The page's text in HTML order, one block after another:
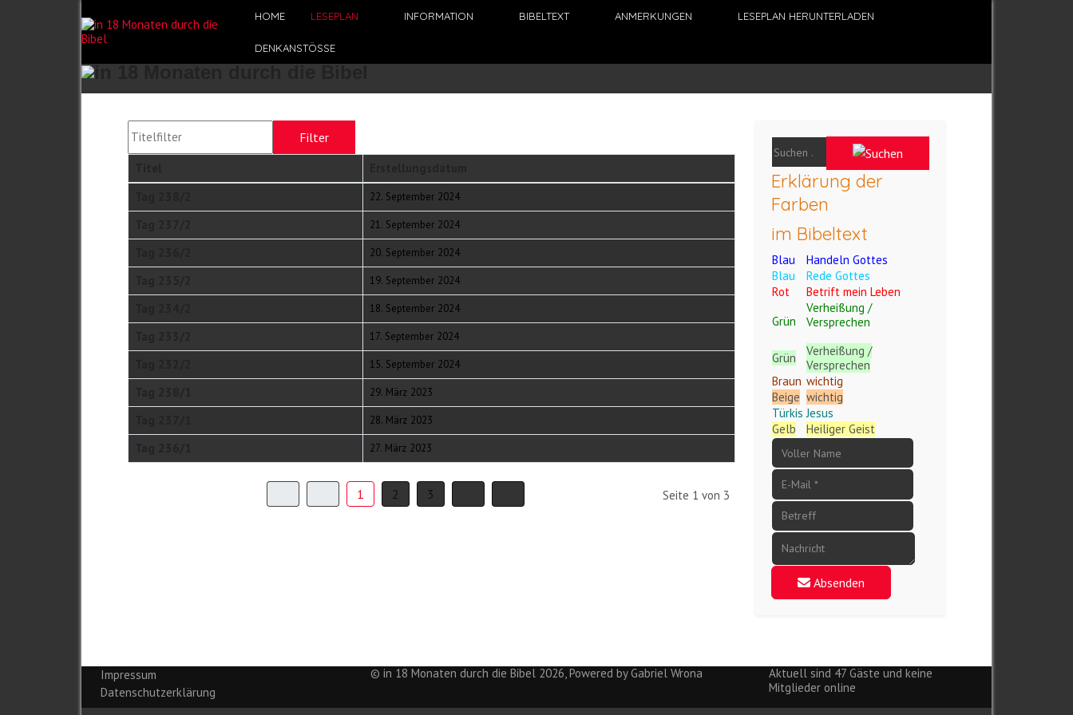
HOME LESEPLAN INFORMATION BIBELTEXT ANMERKUNGEN LESEPLAN HERUNTERLADEN
DENKANSTÖSSE
Filter
22. September 2024
21. September 2024
20. September 2024
19. September 2024
18. September 2024
17. September 2024
15. September 2024
29. März 2023
28. März 2023
27. März 2023
Seite 1 von 3
1 2 3
Erklärung der
Farben
im Bibeltext
Blau
Handeln Gottes
Blau
Rede Gottes
Rot
Betrift mein Leben
Grün
Verheißung /
Versprechen
Grün
Verheißung /
Versprechen
Braun wichtig
Beige wichtig
Türkis Jesus
Gelb
Heiliger Geist
Absenden
Impressum
Datenschutzerklärung
© in 18 Monaten durch die Bibel 2026, Powered by Gabriel Wrona
Aktuell sind 47 Gäste und keine
Mitglieder online